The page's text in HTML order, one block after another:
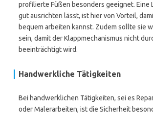
profilierte Füßen besonders geeignet. Eine
gut ausrichten lässt, ist hier von Vorteil,
bequem arbeiten kannst. Zudem sollte sie
sein, damit der Klappmechanismus nicht
beeinträchtigt wird.
Handwerkliche Tätigkeiten
Bei handwerklichen Tätigkeiten, sei es
oder Malerarbeiten, ist die Sicherheit